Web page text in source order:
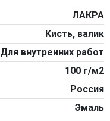
ЛАКРА
Кисть, валик
Для внутренних работ
100 г/м2
Россия
Эмаль